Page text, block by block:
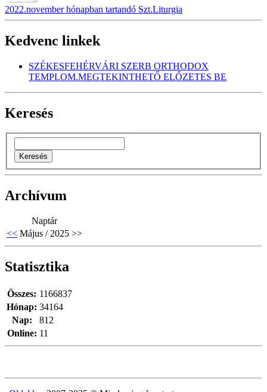
2022.november hónapban tartandó Szt.Liturgia
Kedvenc linkek
SZÉKESFEHÉRVÁRI SZERB ORTHODOX
TEMPLOM.MEGTEKINTHETŐ ELŐZETES BE
Keresés
Archívum
Naptár
<< Május / 2025 >>
Statisztika
Online: 11
Összes: 1166837
Hónap: 34164
Nap:
812